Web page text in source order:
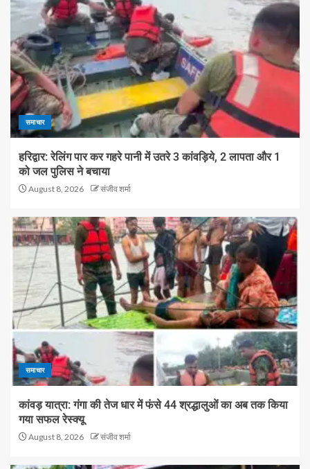
समाचार
हरिद्वार: रेलिंग पार कर गहरे पानी में उतरे 3 कांवड़िये, 2 लापता और 1
को जल पुलिस ने बचाया
August 8, 2026 संजीव शर्मा
समाचार
कांवड़ यात्रा: गंगा की तेज धार में फंसे 44 श्रद्धालुओं का अब तक किया
गया सफल रेस्क्यू
August 8, 2026 संजीव शर्मा